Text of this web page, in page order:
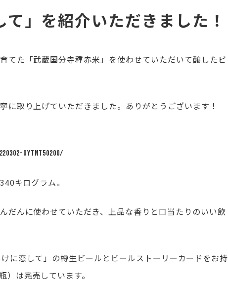
」を紹介いただきました！
てた「武蔵国分寺種赤米」を使わせていただいて醸したビ
に取り上げていただきました。ありがとうございます！
OYTNT50200/
キログラム。
だんに使わせていただき、上品な香りと口当たりのいい飲
に恋して」の樽生ビールとビールストーリーカードをお持
は完売しています。